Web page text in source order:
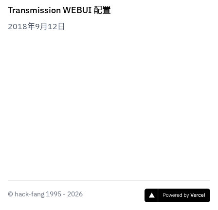
Transmission WEBUI 配置
2018年9月12日
© hack-fang 1995 - 2026